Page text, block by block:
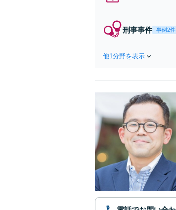
刑事事件 事例2件
他1分野を表示